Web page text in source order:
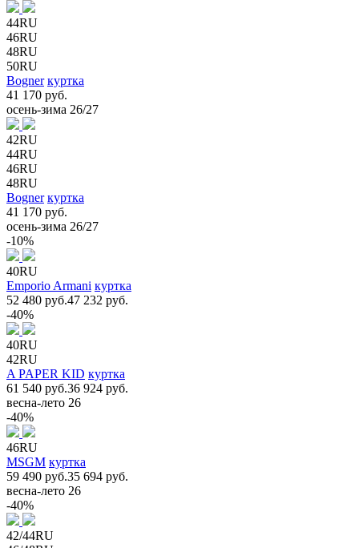
44RU
46RU
48RU
50RU
Bogner куртка
41 170 руб.
осень-зима 26/27
42RU
44RU
46RU
48RU
Bogner куртка
41 170 руб.
осень-зима 26/27
-10%
40RU
Emporio Armani куртка
52 480 руб.47 232 руб.
-40%
40RU
42RU
A PAPER KID куртка
61 540 руб.36 924 руб.
весна-лето 26
-40%
46RU
MSGM куртка
59 490 руб.35 694 руб.
весна-лето 26
-40%
42/44RU